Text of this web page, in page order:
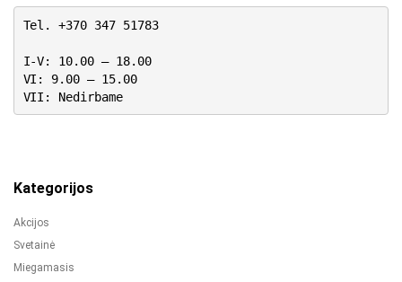
Tel. +370 347 51783
I-V: 10.00 – 18.00
VI: 9.00 – 15.00
VII: Nedirbame
Kategorijos
Akcijos
Svetainė
Miegamasis